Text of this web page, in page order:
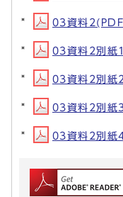
03資料
03資料2別
03資料2別
03資料2別
03資料2別